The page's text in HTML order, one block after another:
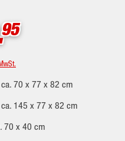
95
70 x 77 x 82 cm
145 x 77 x 82 cm
70 x 40 cm